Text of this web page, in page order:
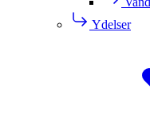
Ydelser